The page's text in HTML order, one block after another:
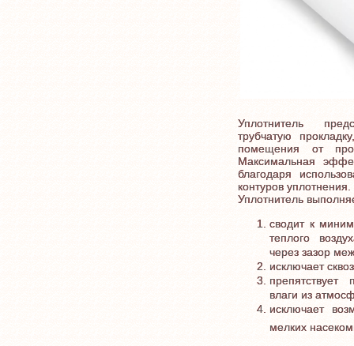
Уплотнитель
трубчатую
помещения от
Максимальная
благодаря
контуров уплотнения.
Уплотнитель
сводит к
теплого
через зазор
исключает
препятствует
влаги из
исключает
мелких